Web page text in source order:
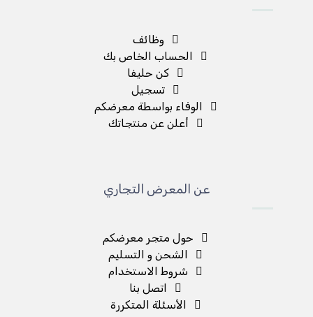
وظائف
الحساب الخاص بك
كن حليفا
تسجيل
الوفاء بواسطة معرضكم
أعلن عن منتجاتك
عن المعرض التجاري
حول متجر معرضكم
الشحن و التسليم
شروط الاستخدام
اتصل بنا
الأسئلة المتكررة